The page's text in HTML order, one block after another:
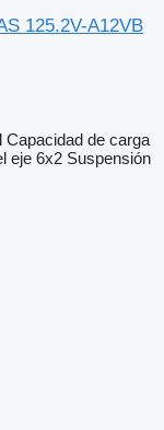
125.2V-A12VB
Capacidad de carga
eje 6x2 Suspensión